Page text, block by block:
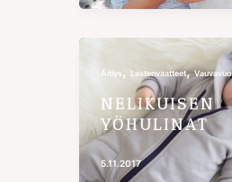
Äitiys, Lastenvaatteet,
NELIKUISEN
YÖHULINAT
5.11.2017